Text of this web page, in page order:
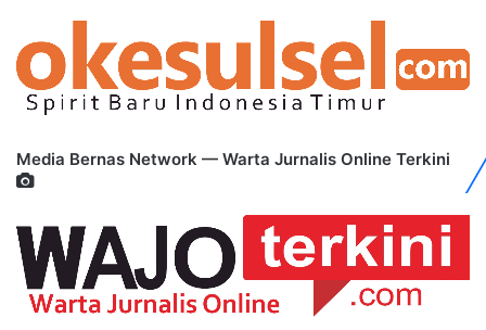
Media Bernas Network — Warta Jurnalis Online Terkini